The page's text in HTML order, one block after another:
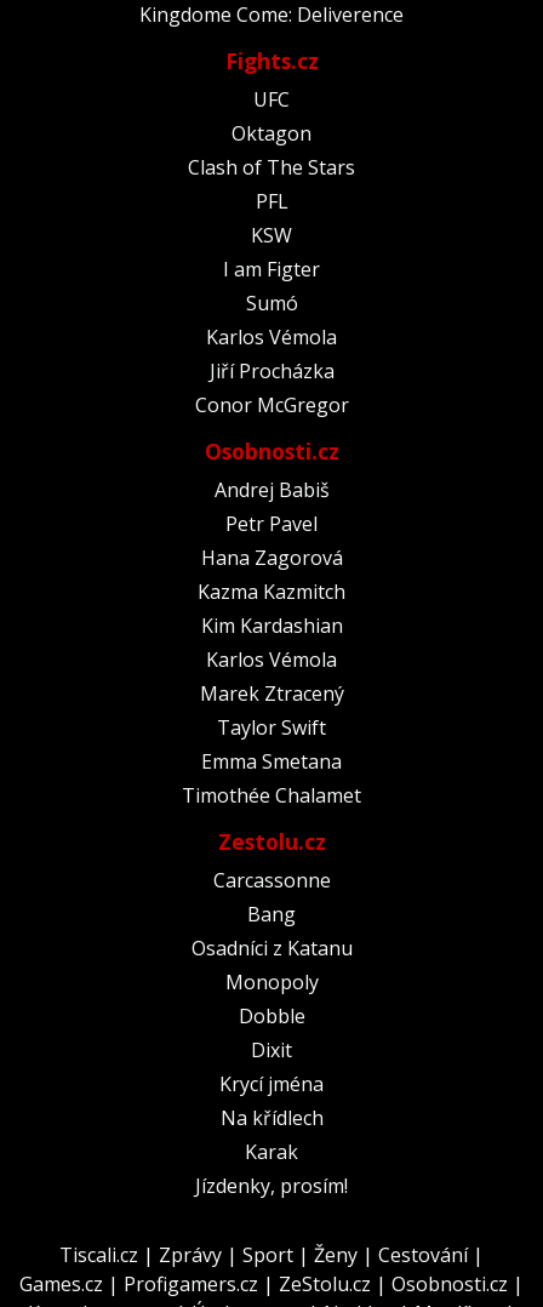
Kingdome Come: Deliverence
Fights.cz
UFC
Oktagon
Clash of The Stars
PFL
KSW
I am Figter
Sumó
Karlos Vémola
Jiří Procházka
Conor McGregor
Osobnosti.cz
Andrej Babiš
Petr Pavel
Hana Zagorová
Kazma Kazmitch
Kim Kardashian
Karlos Vémola
Marek Ztracený
Taylor Swift
Emma Smetana
Timothée Chalamet
Zestolu.cz
Carcassonne
Bang
Osadníci z Katanu
Monopoly
Dobble
Dixit
Krycí jména
Na křídlech
Karak
Jízdenky, prosím!
Tiscali.cz | Zprávy | Sport | Ženy | Cestování|
Games.cz | Profigamers.cz | ZeStolu.cz | Osobnosti.cz |